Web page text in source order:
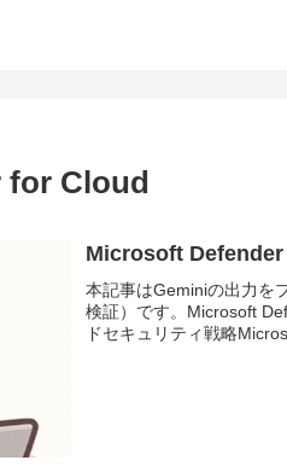
for Cloud
Microsoft
本記事はGeminiの出力を
検証）です。Microsoft
ドセキュリティ戦略